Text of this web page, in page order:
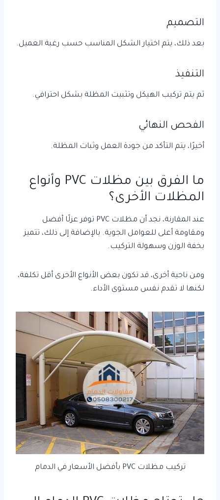
التصميم
بعد ذلك، يتم اختيار الشكل المناسب حسب رغبة العميل.
التنفيذ
ثم يتم تركيب الهيكل وتثبيت المظلة بشكل احترافي.
الفحص النهائي
أخيرًا، يتم التأكد من جودة العمل وثبات المظلة.
ما الفرق بين مظلات PVC وأنواع
المظلات الأخرى؟
عند المقارنة، نجد أن مظلات PVC توفر عزلًا أفضل
ومقاومة أعلى للعوامل الجوية. بالإضافة إلى ذلك، تتميز
بخفة الوزن وسهولة التركيب.
ومن ناحية أخرى، قد تكون بعض الأنواع الأخرى أقل تكلفة،
لكنها لا تقدم نفس مستوى الأداء.
تركيب مظلات PVC بأفضل الأسعار في الدمام